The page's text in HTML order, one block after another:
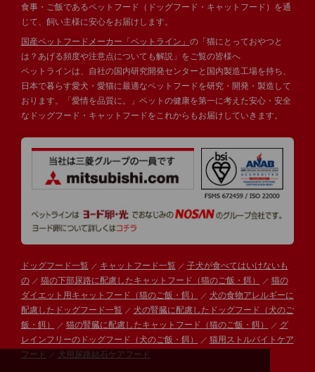
食事・ご飯であるペットフード（ドッグフード・キャットフード）を通
じて、飼い主様に安心をお届けします。
国産ペットフードメーカー「ペットライン」 の「猫にとっておやつと
は？あげる頻度や注意点についても解説」をご覧の皆様へ
ペットラインは、自社の国内研究開発センターと国内製造工場を持ち、
日本で暮らす愛犬・愛猫に最適なペットフードを研究・開発・製造して
おります。「愛情を品質に。」ペットの健康を第一に考えた安心・安全
なドッグフード・キャットフードをこれからもお届けしていきます。
ドッグフード一覧 キャットフード一覧
子犬が食べてはいけないも
の
猫の下部尿路に配慮したキャットフード（猫のご飯・餌）
猫の
ダイエット用キャットフード（猫のご飯・餌）
犬の食物アレルギーに
配慮したドッグフード一覧
犬の腎臓に配慮したドッグフード（犬のご
飯・餌）
猫の腎臓に配慮したキャットフード（猫のご飯・餌）
グ
レインフリーのドッグフード（犬のご飯・餌）
猫用ストルバイトケア
フード
犬用尿路結石ケアフード